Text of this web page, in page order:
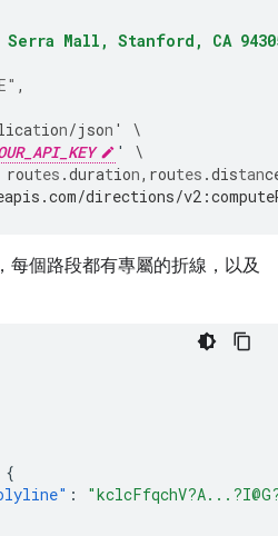
Serra Mall, Stanford, CA
,
tion/json '
\
'
\
routes .duration, routes .distan
directions/
每個路段都有專屬的折線，以及
{
: